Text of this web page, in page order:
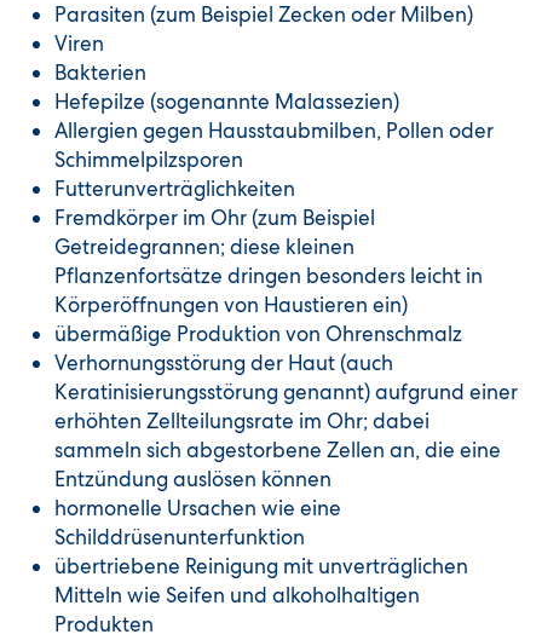
Parasiten (zum Beispiel Zecken oder Milben)
Viren
Bakterien
Hefepilze (sogenannte Malassezien)
Allergien gegen Hausstaubmilben, Pollen oder
Schimmelpilzsporen
Futterunverträglichkeiten
Fremdkörper im Ohr (zum Beispiel
Getreidegrannen; diese kleinen
Pflanzenfortsätze dringen besonders leicht in
Körperöffnungen von Haustieren ein)
übermäßige Produktion von Ohrenschmalz
Verhornungsstörung der Haut (auch
Keratinisierungsstörung genannt) aufgrund einer
erhöhten Zellteilungsrate im Ohr; dabei
sammeln sich abgestorbene Zellen an, die eine
Entzündung auslösen können
hormonelle Ursachen wie eine
Schilddrüsenunterfunktion
übertriebene Reinigung mit unverträglichen
Mitteln wie Seifen und alkoholhaltigen
Produkten